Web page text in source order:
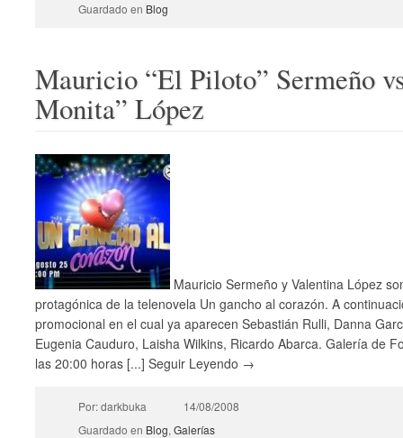
Guardado en Blog
Mauricio “El Piloto” Sermeño
Monita” López
Mauricio Sermeño y Valentina López
protagónica de la telenovela Un gancho al corazón. A
promocional en el cual ya aparecen Sebastián Rulli, Danna
Eugenia Cauduro, Laisha Wilkins, Ricardo Abarca. Galería de
las 20:00 horas [...] Seguir Leyendo →
Por: darkbuka
14/08/2008
Guardado en Blog, Galerías